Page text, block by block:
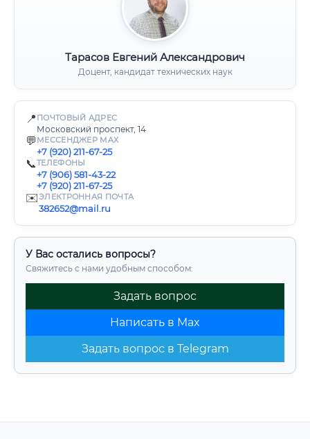
Тарасов Евгений Александрович
Доцент, кандидат технических наук
📍 ПОЧТОВЫЙ АДРЕС
Московский проспект, 14
💬 МЕССЕНДЖЕР MAX
+7 (920) 211-67-25
📞ТЕЛЕФОНЫ
+7 (906) 581-43-22
+7 (920) 211-67-25
✉️ЭЛЕКТРОННАЯ ПОЧТА
382652@mail.ru
У Вас остались вопросы?
Свяжитесь с нами удобным способом:
Задать вопрос
Написать в Max
Задать вопрос в Telegram